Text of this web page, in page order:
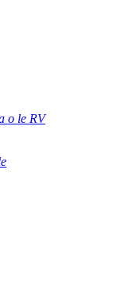
o le RV